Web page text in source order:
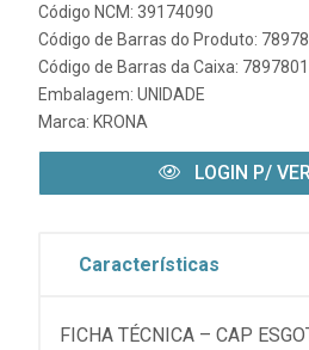
Código NCM: 39174090
Código de Barras do Produto:
Código de Barras da Caixa:
Embalagem: UNIDADE
Marca: KRONA
LOGIN P/
Características
FICHA TÉCNICA – CAP